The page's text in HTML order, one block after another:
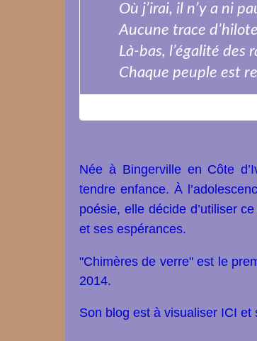
Où j’irai, il n’y a ni
Aucune trace
Là-bas, l’égalité des
Chaque peuple est
Née à Bingerville en Côte
tendre enfance. À
poésie, elle décide d’utiliser
et ses espérances.
"Chimères de verre"est le
2014.
Son blog est à visualiser ICI et